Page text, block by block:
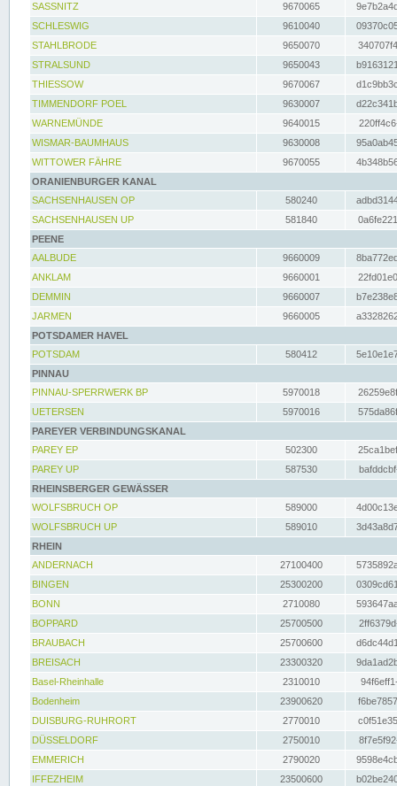
SASSNITZ
9670065
SCHLESWIG
9610040
STAHLBRODE
9650070
STRALSUND
9650043
THIESSOW
9670067
TIMMENDORF POEL
9630007
WARNEMÜNDE
9640015
WISMAR-BAUMHAUS
9630008
WITTOWER FÄHRE
9670055
ORANIENBURGER KANAL
SACHSENHAUSEN OP
580240
SACHSENHAUSEN UP
581840
PEENE
AALBUDE
9660009
ANKLAM
9660001
DEMMIN
9660007
JARMEN
9660005
POTSDAMER HAVEL
POTSDAM
580412
PINNAU
PINNAU-SPERRWERK BP
5970018
UETERSEN
5970016
PAREYER VERBINDUNGSKANAL
PAREY EP
502300
PAREY UP
587530
RHEINSBERGER GEWÄSSER
WOLFSBRUCH OP
589000
WOLFSBRUCH UP
589010
RHEIN
ANDERNACH
27100400
BINGEN
25300200
BONN
2710080
BOPPARD
25700500
BRAUBACH
25700600
BREISACH
23300320
Basel-Rheinhalle
2310010
Bodenheim
23900620
DUISBURG-RUHRORT
2770010
DÜSSELDORF
2750010
EMMERICH
2790020
IFFEZHEIM
23500600